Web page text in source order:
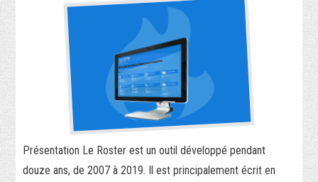
SÉCURITÉ INFORMATIQUE
PHP
RÉALISATIONS
PIXEL-ART
Présentation Le Roster est un outil développé pendant
douze ans, de 2007 à 2019. Il est principalement écrit en